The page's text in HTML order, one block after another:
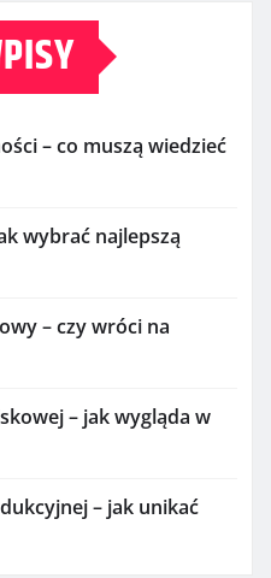
– co muszą wiedzieć
wybrać najlepszą
– czy wróci na
– jak wygląda w
– jak unikać